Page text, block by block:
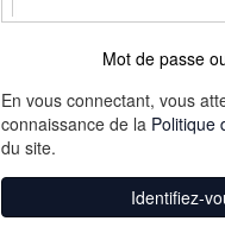
Mot de passe
En vous connectant, vous
connaissance de la Politique
du site.
Identifiez-